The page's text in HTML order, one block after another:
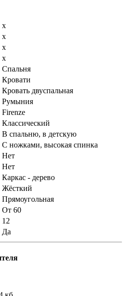
x
x
x
x
Спальня
Кровати
Кровать двуспальная
Румыния
Firenze
Классический
В спальню, в детскую
С ножками, высокая спинка
Нет
Нет
Каркас - дерево
Жёсткий
Прямоугольная
От 60
12
Да